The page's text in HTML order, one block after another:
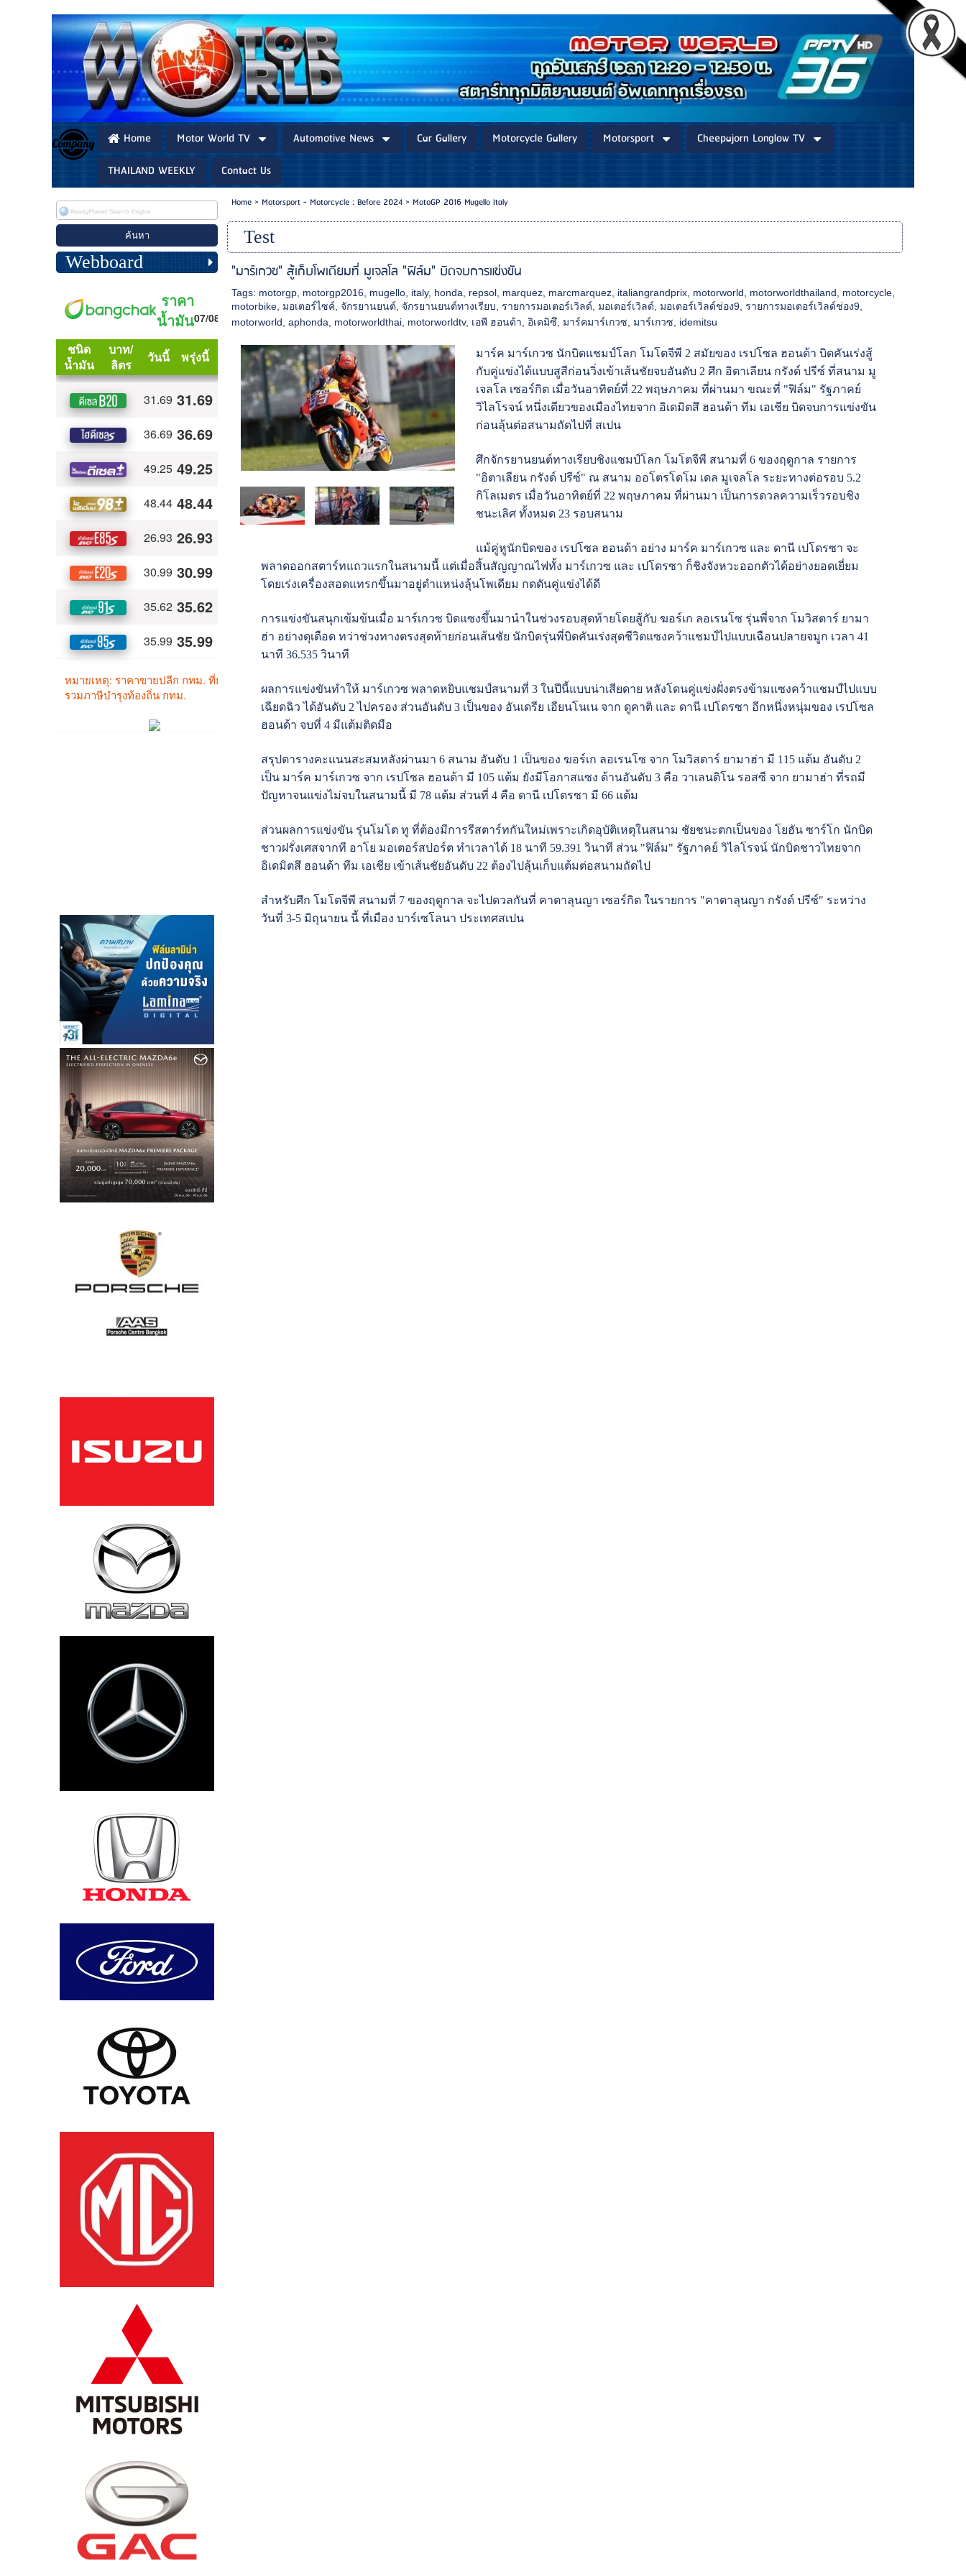
Home Motor World TV Automotive News Car Gallery Motorcycle Gallery Motorsport
Cheepajorn Longlow TV
THAILAND WEEKLY
Contact Us
Webboard
Home> Motorsport - Motorcycle : Before 2024> MotoGP 2016 Mugello Italy
Test
"มาร์เกวซ" สู้เก็บโพเดียมที่ มูเจลโล "ฟิล์ม" บิดจบการแข่งขัน
Tags: motorgp motorgp2016 mugello italy, honda repsol marquez marcmarquez italiangrandprix motorworld motorworldthailand motorcycle
motorbike ,มอเตอร์ไซค์ ,จักรยานยนต์ ,จักรยานยนต์ทางเรียบ ,รายการมอเตอร์เวิลด์ ,มอเตอร์เวิลด์ ,มอเตอร์เวิลด์ช่อง9 ,รายการมอเตอร์เวิลด์ช่อง9
motorworld ,aphonda motorworldthai motorworldtv, เอพี ฮอนด้า ,อิเดมิซึ ,มาร์คมาร์เกวซ ,มาร์เกวซ idemitsu
มาร์ค มาร์เกวซ นักบิดแชมป์โลก โมโตจีพี 2 สมัยของ เรปโซล ฮอนด้า บิดคันเร่งสู้
กับคู่แข่งได้แบบสูสีก่อนวิ่งเข้าเส้นชัยจบอันดับ 2 ศึก อิตาเลียน กรังด์ ปรีซ์ ที่สนาม มู
เจลโล เซอร์กิต เมื่อวันอาทิตย์ที่ 22 พฤษภาคม ที่ผ่านมา ขณะที่ "ฟิล์ม" รัฐภาคย์
วิไลโรจน์ หนึ่งเดียวของเมืองไทยจาก อิเดมิตสึ ฮอนด้า ทีม เอเชีย บิดจบการแข่งขัน
ก่อนลุ้นต่อสนามถัดไปที่ สเปน
ศึกจักรยานยนต์ทางเรียบชิงแชมป์โลก โมโตจีพี สนามที่ 6 ของฤดูกาล รายการ
"อิตาเลียน กรังด์ ปรีซ์" ณ สนาม ออโตรโดโม เดล มูเจลโล ระยะทางต่อรอบ 5.2
กิโลเมตร เมื่อวันอาทิตย์ที่ 22 พฤษภาคม ที่ผ่านมา เป็นการดวลความเร็วรอบชิง
ชนะเลิศ ทั้งหมด 23 รอบสนาม
แม้คู่หูนักบิดของ เรปโซล ฮอนด้า อย่าง มาร์ค มาร์เกวซ และ ดานี เปโดรซา จะ
พลาดออกสตาร์ทแถวแรกในสนามนี้ แต่เมื่อสิ้นสัญญาณไฟทั้ง มาร์เกวซ และ เปโดรซา ก็ชิงจังหวะออกตัวได้อย่างยอดเยี่ยม
โดยเร่งเครื่องสอดแทรกขึ้นมาอยู่ตำแหน่งลุ้นโพเดียม กดดันคู่แข่งได้ดี
การแข่งขันสนุกเข้มข้นเมื่อ มาร์เกวซ บิดแซงขึ้นมานำในช่วงรอบสุดท้ายโดยสู้กับ ฆอร์เก ลอเรนโซ รุ่นพี่จาก โมวิสตาร์ ยามา
ฮ่า อย่างดุเดือด ทว่าช่วงทางตรงสุดท้ายก่อนเส้นชัย นักบิดรุ่นพี่บิดคันเร่งสุดชีวิตแซงคว้าแชมป์ไปแบบเฉือนปลายจมูก เวลา 41
นาที 36.535 วินาที
ผลการแข่งขันทำให้ มาร์เกวซ พลาดหยิบแชมป์สนามที่ 3 ในปีนี้แบบน่าเสียดาย หลังโดนคู่แข่งฝั่งตรงข้ามแซงคว้าแชมป์ไปแบบ
เฉียดฉิว ได้อันดับ 2 ไปครอง ส่วนอันดับ 3 เป็นของ อันเดรีย เอียนโนเน จาก ดูคาติ และ ดานี เปโดรซา อีกหนึ่งหนุ่มของ เรปโซล
ฮอนด้า จบที่ 4 มีแต้มติดมือ
สรุปตารางคะแนนสะสมหลังผ่านมา 6 สนาม อันดับ 1 เป็นของ ฆอร์เก ลอเรนโซ จาก โมวิสตาร์ ยามาฮ่า มี 115 แต้ม อันดับ 2
เป็น มาร์ค มาร์เกวซ จาก เรปโซล ฮอนด้า มี 105 แต้ม ยังมีโอกาสแซง ด้านอันดับ 3 คือ วาเลนติโน รอสซี จาก ยามาฮ่า ที่รถมี
ปัญหาจนแข่งไม่จบในสนามนี้ มี 78 แต้ม ส่วนที่ 4 คือ ดานี เปโดรซา มี 66 แต้ม
ส่วนผลการแข่งขัน รุ่นโมโต ทู ที่ต้องมีการรีสตาร์ทกันใหม่เพราะเกิดอุบัติเหตุในสนาม ชัยชนะตกเป็นของ โยฮัน ซาร์โก นักบิด
ชาวฝรั่งเศสจากที อาโย มอเตอร์สปอร์ต ทำเวลาได้ 18 นาที 59.391 วินาที ส่วน "ฟิล์ม" รัฐภาคย์ วิไลโรจน์ นักบิดชาวไทยจาก
อิเดมิตสึ ฮอนด้า ทีม เอเชีย เข้าเส้นชัยอันดับ 22 ต้องไปลุ้นเก็บแต้มต่อสนามถัดไป
สำหรับศึก โมโตจีพี สนามที่ 7 ของฤดูกาล จะไปดวลกันที่ คาตาลุนญา เซอร์กิต ในรายการ "คาตาลุนญา กรังด์ ปรีซ์" ระหว่าง
วันที่ 3-5 มิถุนายน นี้ ที่เมือง บาร์เซโลนา ประเทศสเปน